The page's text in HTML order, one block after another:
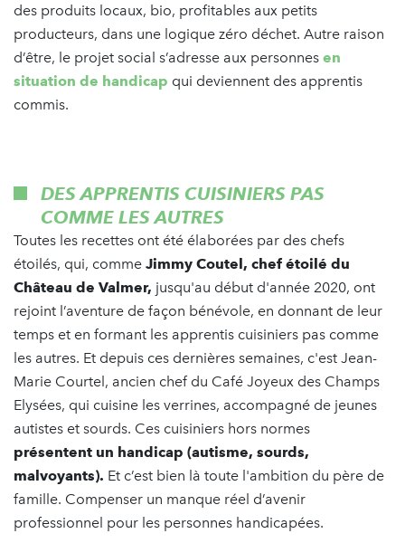
des produits locaux, bio, profitables aux petits
producteurs, dans une logique zéro déchet. Autre raison
d’être, le projet social s’adresse aux personnes en
situation de handicap qui deviennent des apprentis
commis.
DES APPRENTIS CUISINIERS PAS
COMME LES AUTRES
Toutes les recettes ont été élaborées par des chefs
étoilés, qui, comme Jimmy Coutel, chef étoilé du
Château de Valmer, jusqu'au début d'année 2020, ont
rejoint l’aventure de façon bénévole, en donnant de leur
temps et en formant les apprentis cuisiniers pas comme
les autres. Et depuis ces dernières semaines, c'est Jean-
Marie Courtel, ancien chef du Café Joyeux des Champs
Elysées, qui cuisine les verrines, accompagné de jeunes
autistes et sourds. Ces cuisiniers hors normes
présentent un handicap (autisme, sourds,
malvoyants). Et c’est bien là toute l'ambition du père de
famille. Compenser un manque réel d’avenir
professionnel pour les personnes handicapées.